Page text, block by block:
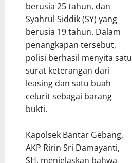
berusia 25 tahun, dan
Syahrul Siddik (SY) yang
berusia 19 tahun. Dalam
penangkapan tersebut,
polisi berhasil menyita satu
surat keterangan dari
leasing dan satu buah
celurit sebagai barang
bukti.
Kapolsek Bantar Gebang,
AKP Ririn Sri Damayanti,
SH, menjelaskan bahwa